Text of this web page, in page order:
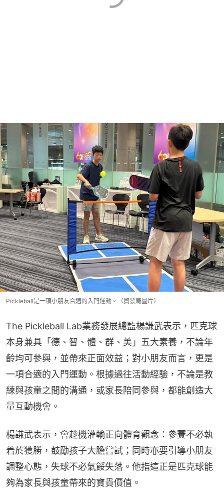
Pickleball是一項小朋友合適的入門運動。（貿發局圖片）
The Pickleball Lab業務發展總監楊謙武表示，匹克球
本身兼具「德、智、體、群、美」五大素養，不論年
齡均可參與，並帶來正面效益；對小朋友而言，更是
一項合適的入門運動。根據過往活動經驗，不論是教
練與孩童之間的溝通，或家長陪同參與，都能創造大
量互動機會。
楊謙武表示，會趁機灌輸正向體育觀念：參賽不必執
着於獲勝，鼓勵孩子大膽嘗試；同時亦要引導小朋友
調整心態，失球不必氣餒失落。他指這正是匹克球能
夠為家長與孩童帶來的寶貴價值。